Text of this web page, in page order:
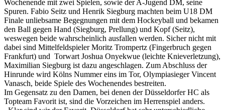
Wochenende mit zwei Spielen, sowie der A-Jugend DM, seine
Spuren. Fabio Seitz und Henrik Siegburg machten beim U18 DM
Finale unliebsame Begegnungen mit dem Hockeyball und bekamen
den Ball gegen Hand (Siegburg, Prellung) und Kopf (Seitz),
weswegen beide wahrscheinlich ausfallen werden. Sicher nicht mit
dabei sind Mittelfeldspieler Moritz Trompertz (Fingerbruch gegen
Frankfurt) und Torwart Joshua Onyekwue (leichte Knieverletzung),
Maximilian Siegburg ist dazu angeschlagen. Zum Abschluss der
Hinrunde wird Kölns Nummer eins im Tor, Olympiasieger Vincent
Vanasch, beide Spiele des Wochenendes bestreiten.
Im Gegensatz zu den Damen, bei denen der Düsseldorfer HC als
Topteam Favorit ist, sind die Vorzeichen im Herrenspiel anders.